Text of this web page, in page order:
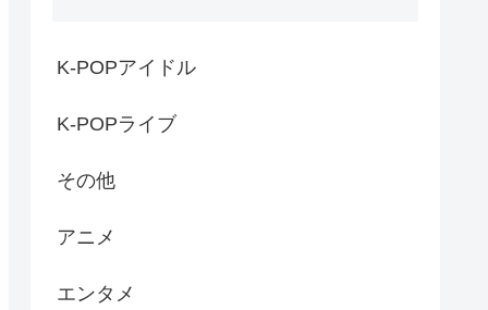
K-POPアイドル
K-POPライブ
その他
アニメ
エンタメ